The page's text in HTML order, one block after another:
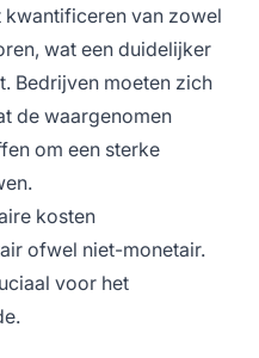
kwantificeren van zowel
wat een duidelijker
Bedrijven moeten zich
de waargenomen
om een sterke
kosten
ofwel niet-monetair.
voor het